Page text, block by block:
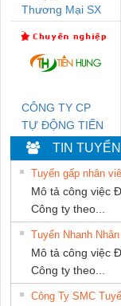
Thương Mại SX
CÔNG TY CP
TỰ ĐỘNG TIẾN
HƯNGTIN TUYỂN
Tuyển gấp nhân
Mô tả công việc
Công ty theo...
Tuyển Nhanh
Mô tả công việc
Công ty theo...
Công Ty SMC